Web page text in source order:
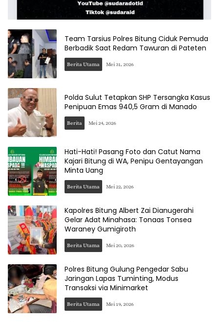
Team Tarsius Polres Bitung Ciduk Pemuda
Berbadik Saat Redam Tawuran di Pateten
Berita Utama Mei 31, 2026
Polda Sulut Tetapkan SHP Tersangka Kasus
Penipuan Emas 940,5 Gram di Manado
Berita Mei 24, 2026
Hati-Hati! Pasang Foto dan Catut Nama
Kajari Bitung di WA, Penipu Gentayangan
Minta Uang
Berita Utama Mei 22, 2026
Kapolres Bitung Albert Zai Dianugerahi
Gelar Adat Minahasa: Tonaas Tonsea
Waraney Gumigiroth
Berita Utama Mei 20, 2026
Polres Bitung Gulung Pengedar Sabu
Jaringan Lapas Tuminting, Modus
Transaksi via Minimarket
Berita Utama Mei 19, 2026